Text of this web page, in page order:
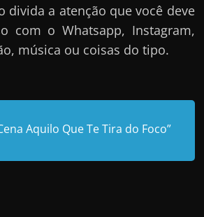
divida a atenção que você deve
com o Whatsapp, Instagram,
música ou coisas do tipo.
Aquilo Que Te Tira do Foco”